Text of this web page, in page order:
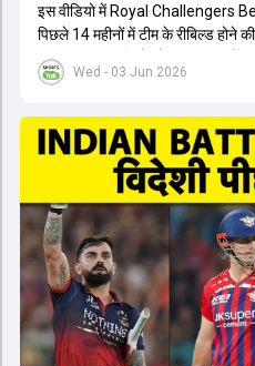
Wed - 03 Jun 2026
इस वीडियो में Royal Challengers
पिछले 14 महीनों में टीम के रीबिल्ड होने
अपनी पुरानी गलतियों को स्वीकार करते
मैनेजमेंट में Mo Bobat, Andy
के तहत Bhuvneshwar Kumar,
जैसे भारतीय खिलाड़ियों को टीम में शामिल
किया। इसके अलावा, Virat Kohli की
अब टीम के युवा खिलाड़ियों के साथ
Patidar के नेतृत्व में टीम का
मैनेजमेंट तक, सभी एक ही पेज पर रहते हैं,
होता। यही कारण है कि RCB ने